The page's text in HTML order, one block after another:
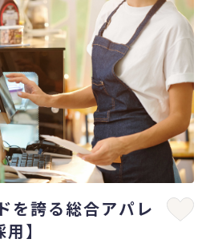
を誇る総合アパレ
】